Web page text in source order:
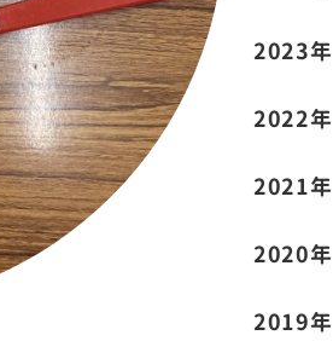
2023年
2022年
2021年
2020年
2019年